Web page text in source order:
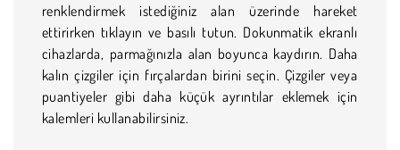
renklendirmek istediğiniz alan üzerinde hareket
ettirirken tıklayın ve basılı tutun. Dokunmatik ekranlı
cihazlarda, parmağınızla alan boyunca kaydırın. Daha
kalın çizgiler için fırçalardan birini seçin. Çizgiler veya
puantiyeler gibi daha küçük ayrıntılar eklemek için
kalemleri kullanabilirsiniz.